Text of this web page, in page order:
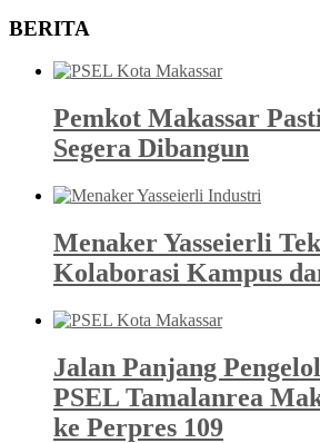
BERITA
Pemkot Makassar
Segera Dibangun
Menaker Yasseierli
Kolaborasi Kampus
Jalan Panjang
PSEL Tamalanrea
ke Perpres 109